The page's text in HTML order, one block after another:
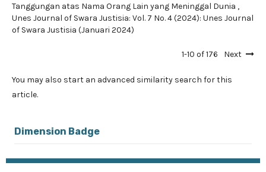
Tanggungan atas Nama Orang Lain yang Meninggal Dunia ,
Unes Journal of Swara Justisia: Vol. 7 No. 4 (2024): Unes Journal
of Swara Justisia (Januari 2024)
1-10 of 176 Next
You may also start an advanced similarity search for this
article.
Dimension Badge